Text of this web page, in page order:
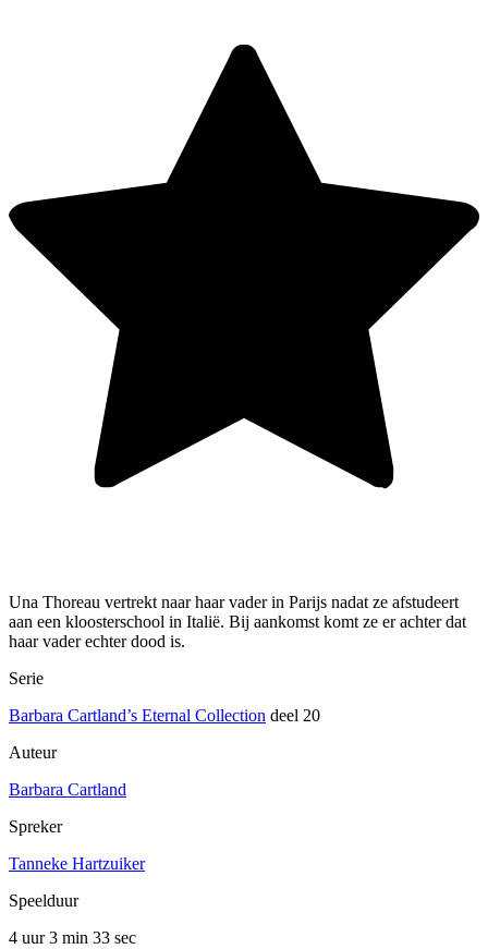
Una Thoreau vertrekt naar haar vader in Parijs nadat ze afstudeert
aan een kloosterschool in Italië. Bij aankomst komt ze er achter dat
haar vader echter dood is.
Serie
Barbara Cartland’s Eternal Collection deel 20
Auteur
Barbara Cartland
Spreker
Tanneke Hartzuiker
Speelduur
4 uur 3 min 33 sec